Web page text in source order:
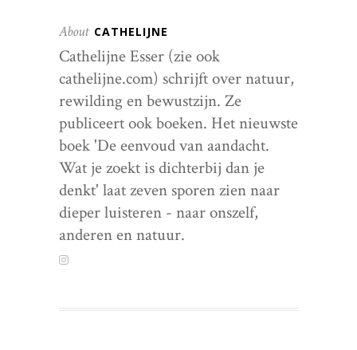
About CATHELIJNE
Cathelijne Esser (zie ook
cathelijne.com) schrijft over natuur,
rewilding en bewustzijn. Ze
publiceert ook boeken. Het nieuwste
boek 'De eenvoud van aandacht.
Wat je zoekt is dichterbij dan je
denkt' laat zeven sporen zien naar
dieper luisteren - naar onszelf,
anderen en natuur.